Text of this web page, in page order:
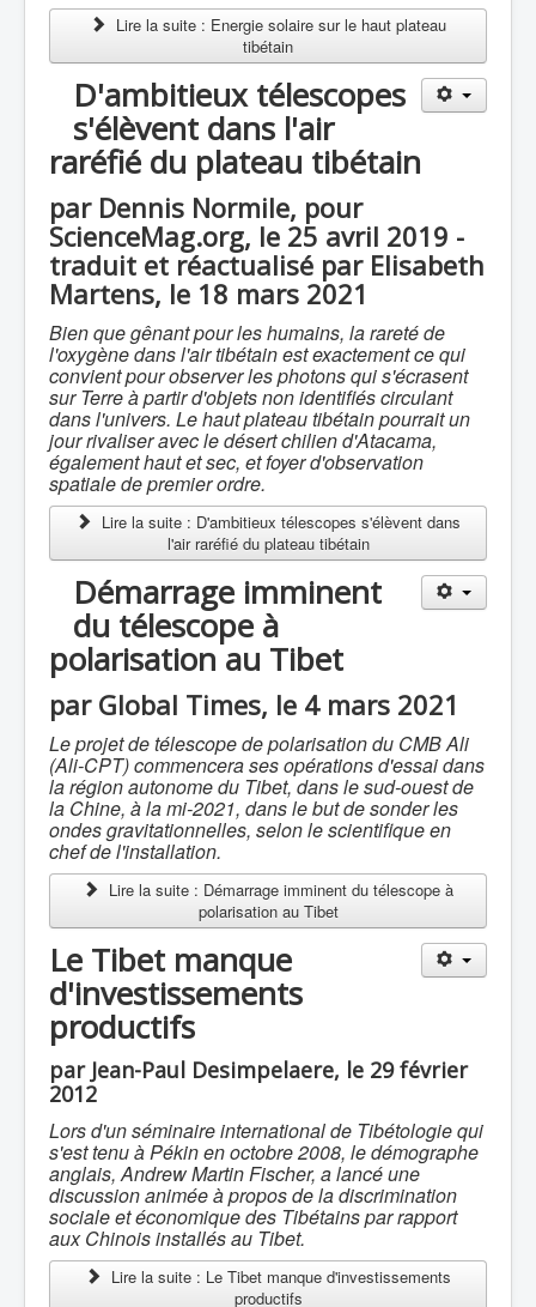
Lire la suite : Energie solaire sur le haut plateau
tibétain
D'ambitieux télescopes
s'élèvent dans l'air
raréfié du plateau tibétain
par Dennis Normile, pour
ScienceMag.org, le 25 avril 2019 -
traduit et réactualisé par Elisabeth
Martens, le 18 mars 2021
Bien que gênant pour les humains, la rareté de
l'oxygène dans l'air tibétain est exactement ce qui
convient pour observer les photons qui s'écrasent
sur Terre à partir d'objets non identifiés circulant
dans l'univers. Le haut plateau tibétain pourrait un
jour rivaliser avec le désert chilien d'Atacama,
également haut et sec, et foyer d'observation
spatiale de premier ordre.
Lire la suite : D'ambitieux télescopes s'élèvent dans
l'air raréfié du plateau tibétain
Démarrage imminent
du télescope à
polarisation au Tibet
par Global Times, le 4 mars 2021
Le projet de télescope de polarisation du CMB Ali
(Ali-CPT) commencera ses opérations d'essai dans
la région autonome du Tibet, dans le sud-ouest de
la Chine, à la mi-2021, dans le but de sonder les
ondes gravitationnelles, selon le scientifique en
chef de l'installation.
Lire la suite : Démarrage imminent du télescope à
polarisation au Tibet
Le Tibet manque
d'investissements
productifs
par Jean-Paul Desimpelaere, le 29 février
2012
Lors d'un séminaire international de Tibétologie qui
s'est tenu à Pékin en octobre 2008, le démographe
anglais, Andrew Martin Fischer, a lancé une
discussion animée à propos de la discrimination
sociale et économique des Tibétains par rapport
aux Chinois installés au Tibet.
Lire la suite : Le Tibet manque d'investissements
productifs